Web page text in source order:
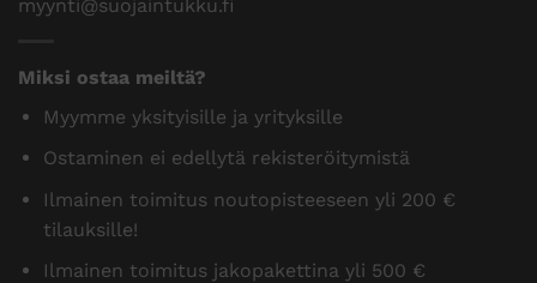
myynti@suojaintukku.fi
Miksi ostaa meiltä?
Myymme yksityisille ja yrityksille
Ostaminen ei edellytä rekisteröitymistä
Ilmainen toimitus noutopisteeseen yli 200 €
tilauksille!
Ilmainen toimitus jakopakettina yli 500 €